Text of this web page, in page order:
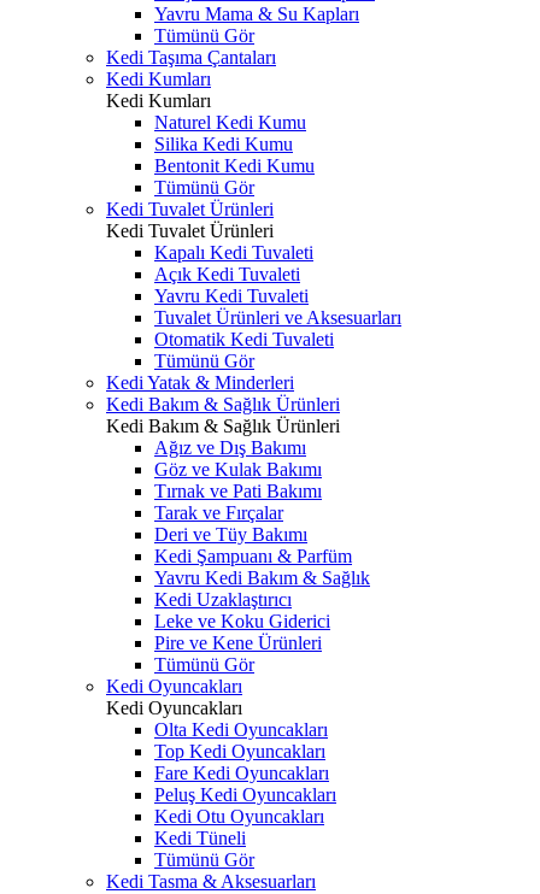
Yavru Mama & Su Kapları
Tümünü Gör
Kedi Taşıma Çantaları
Kedi Kumları
Kedi Kumları
Naturel Kedi Kumu
Silika Kedi Kumu
Bentonit Kedi Kumu
Tümünü Gör
Kedi Tuvalet Ürünleri
Kedi Tuvalet Ürünleri
Kapalı Kedi Tuvaleti
Açık Kedi Tuvaleti
Yavru Kedi Tuvaleti
Tuvalet Ürünleri ve Aksesuarları
Otomatik Kedi Tuvaleti
Tümünü Gör
Kedi Yatak & Minderleri
Kedi Bakım & Sağlık Ürünleri
Kedi Bakım & Sağlık Ürünleri
Ağız ve Dış Bakımı
Göz ve Kulak Bakımı
Tırnak ve Pati Bakımı
Tarak ve Fırçalar
Deri ve Tüy Bakımı
Kedi Şampuanı & Parfüm
Yavru Kedi Bakım & Sağlık
Kedi Uzaklaştırıcı
Leke ve Koku Giderici
Pire ve Kene Ürünleri
Tümünü Gör
Kedi Oyuncakları
Kedi Oyuncakları
Olta Kedi Oyuncakları
Top Kedi Oyuncakları
Fare Kedi Oyuncakları
Peluş Kedi Oyuncakları
Kedi Otu Oyuncakları
Kedi Tüneli
Tümünü Gör
Kedi Tasma & Aksesuarları